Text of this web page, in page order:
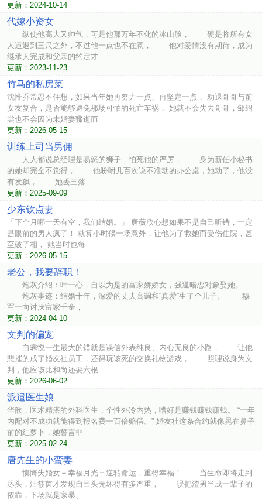
更新：2024-10-14
代嫁小资女
纵使他高大又帅气，可是他那万年不化的冰山脸， 硬是将所有女
人逼退到三尺之外，不过他一点也不在意， 他对爱情没有期待，成为
继承人完成和父亲的约定才
更新：2023-11-23
竹马的私房菜
沈惟乔常忍不住想，如果当年她再努力一点、再坚定一点， 劝退哥哥与前
女友复合，是否能够避免那场可怕的死亡车祸， 她就不会失去哥哥，邹绍
棠也不会因为未婚妻骤逝而
更新：2026-05-15
训练上司当男佣
人人都说总经理是易怒的狮子，怕死他的严厉， 身为新任小秘书
的她却完全不觉得， 他吩咐几百次说不准动的办公桌，她动了，他没
有发飙， 她丢三落
更新：2025-09-09
少东钦点妻
「下个月哪一天有空，我们结婚。」 唐薇欣心想如果不是自己听错，一定
是眼前的男人疯了！ 就算小时候一场意外，让他为了救她而受伤住院，甚
至破了相， 她当时也每
更新：2026-05-15
老公，我要辞职！
炮灰介绍：叶一心，自以为是的富家娇娇女，强逼暗恋对象娶她。
炮灰事迹：结婚十年，深爱的丈夫高调和“真爱”生了个儿子。 穆
军一向讨厌富家千金，
更新：2024-04-10
文判的偏宠
白霁悦一生最大的错就是误信外表纯良、内心无良的小路， 让他
悲摧的成了婚友社员工，还得玩该死的交换礼物游戏， 照理说身为文
判，他应该比和尚还要六根
更新：2026-06-02
派遣医生娘
华歆，医术精湛的外科医生，个性外冷内热，嗜好是赚钱赚钱赚钱。 “一年
内配对不成功就能得到报名费一百倍赔偿。” 婚友社这条合约就像晃在鼻子
前的红萝卜，她誓言非
更新：2025-02-24
唐先生的小蛮妻
懊悔失婚女＋幸福月光＝逆转命运，重得幸福！ 当生命即将走到
尽头，汪筱茵才发现自己头壳坏得有多严重， 误把渣男当成一辈子的
依靠，下场就是家暴、